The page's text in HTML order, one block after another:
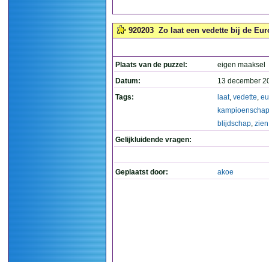
920203 Zo laat een vedette bij de
Plaats van de puzzel:
eigen maaksel
Datum:
13 december
Tags:
laat, vedette,
blijdschap, zien
Gelijkluidende vragen:
Geplaatst door: akoe